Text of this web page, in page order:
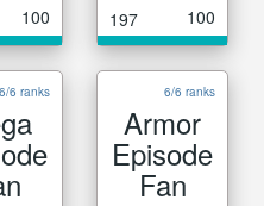
100 197 100
6/6 ranks 6/6 ranks
Armor
Episode
Fan